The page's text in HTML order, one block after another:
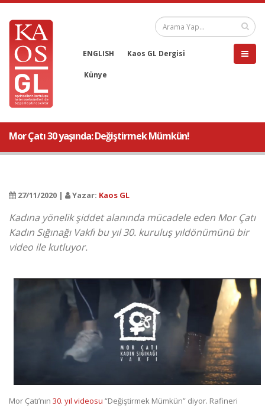
ENGLISH Kaos GL Dergisi
Künye
Mor Çatı 30 yaşında: Değiştirmek Mümkün!
27/11/2020 | Yazar: Kaos GL
Kadına yönelik şiddet alanında mücadele eden Mor Çatı
Kadın Sığınağı Vakfı bu yıl 30. kuruluş yıldönümünü bir
video ile kutluyor.
Mor Çatı’nın 30. yıl videosu “Değiştirmek Mümkün” diyor. Rafineri